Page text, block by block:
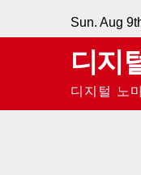
to
Sun. Aug
디지
디지털 노